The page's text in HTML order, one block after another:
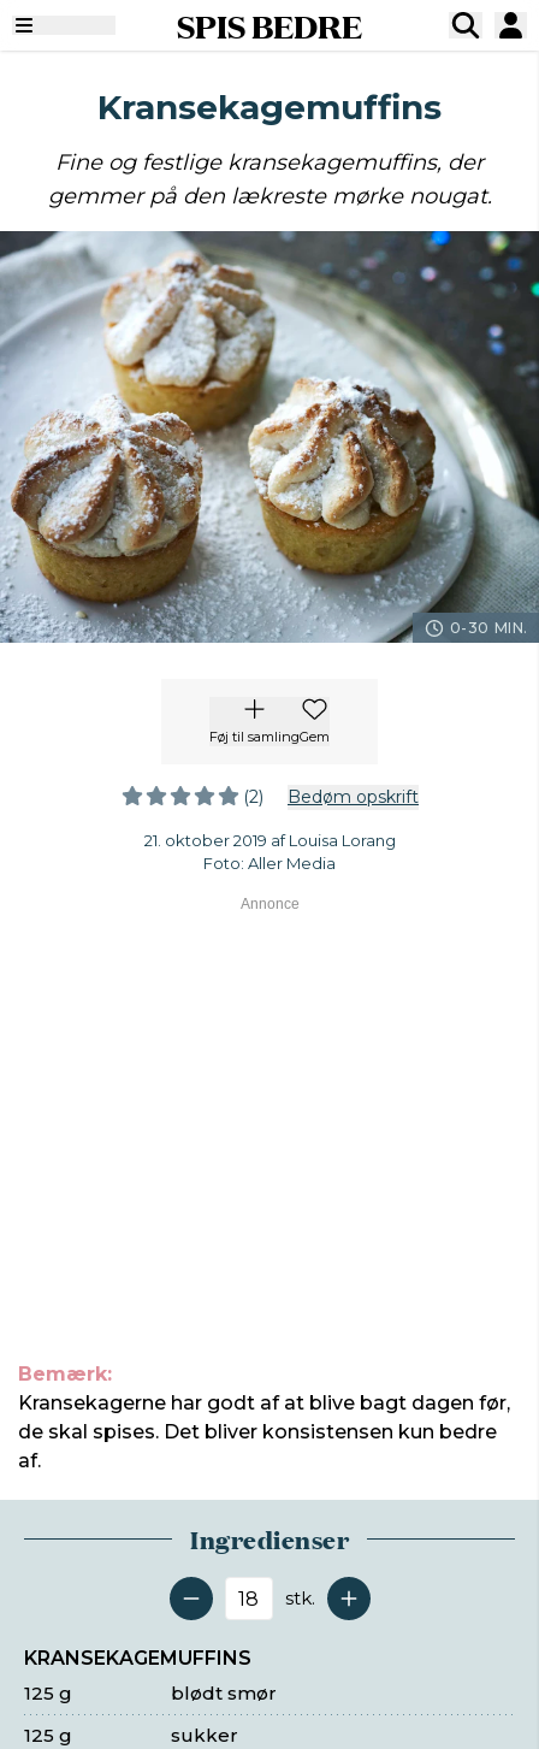
SPIS BEDRE
Kransekagemuffins
Fine og festlige kransekagemuffins, der
gemmer på den lækreste mørke nougat.
0-30 MIN.
Føj til samlingGem
(2) Bedøm opskrift
21. oktober 2019 af Louisa Lorang
Foto: Aller Media
Bemærk:
Kransekagerne har godt af at blive bagt dagen før,
de skal spises. Det bliver konsistensen kun bedre
af.
Ingredienser
Antal serveringer
stk.
KRANSEKAGEMUFFINS
blødt smør
125 g
sukker
125 g